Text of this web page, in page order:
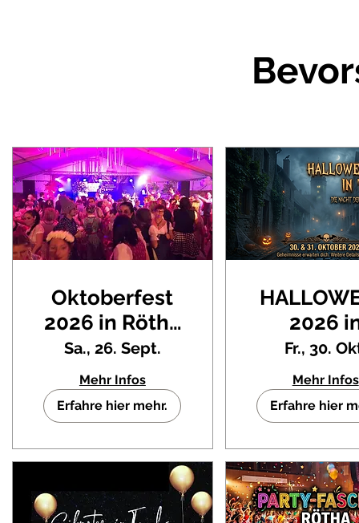
Oktoberfest
2026 in Rötha
zu Gunsten
des
Kindergarten
Regenbogenland
Sa., 26. Sept.
Mehr Infos
Erfahre hier mehr.
2026
Taucha
Gut
Fr., 30.
Mehr Infos
Erfahre hier